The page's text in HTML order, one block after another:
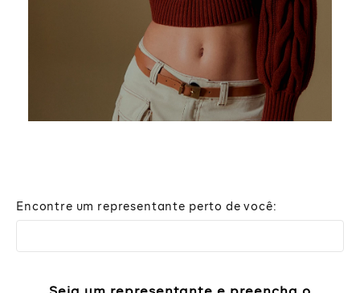
Encontre um representante perto de você: